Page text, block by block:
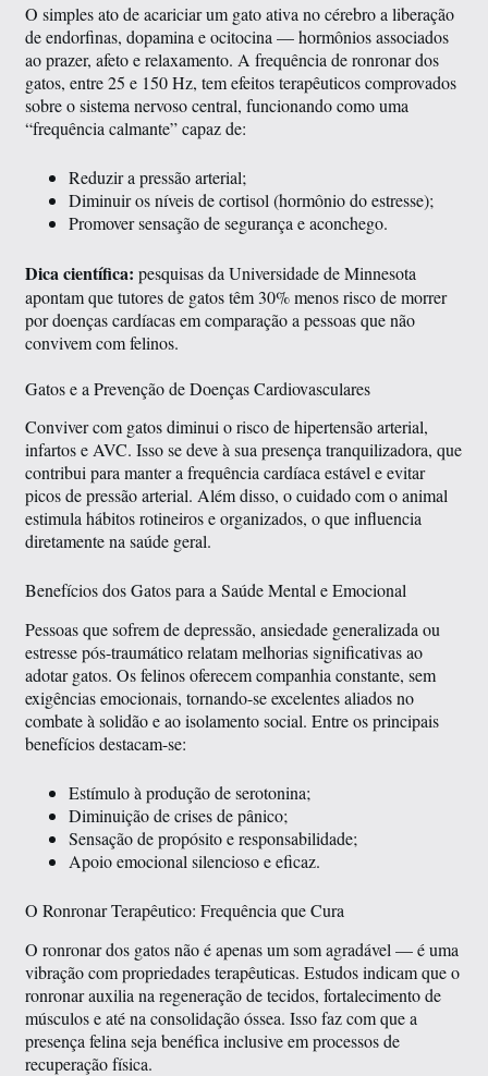
O simples ato de acariciar um gato ativa no cérebro a liberação
de endorfinas, dopamina e ocitocina — hormônios associados
ao prazer, afeto e relaxamento. A frequência de ronronar dos
gatos, entre 25 e 150 Hz, tem efeitos terapêuticos comprovados
sobre o sistema nervoso central, funcionando como uma
“frequência calmante” capaz de:
Reduzir a pressão arterial;
Diminuir os níveis de cortisol (hormônio do estresse);
Promover sensação de segurança e aconchego.
Dica científica: pesquisas da Universidade de Minnesota
apontam que tutores de gatos têm 30% menos risco de morrer
por doenças cardíacas em comparação a pessoas que não
convivem com felinos.
Gatos e a Prevenção de Doenças Cardiovasculares
Conviver com gatos diminui o risco de hipertensão arterial,
infartos e AVC. Isso se deve à sua presença tranquilizadora, que
contribui para manter a frequência cardíaca estável e evitar
picos de pressão arterial. Além disso, o cuidado com o animal
estimula hábitos rotineiros e organizados, o que influencia
diretamente na saúde geral.
Benefícios dos Gatos para a Saúde Mental e Emocional
Pessoas que sofrem de depressão, ansiedade generalizada ou
estresse pós-traumático relatam melhorias significativas ao
adotar gatos. Os felinos oferecem companhia constante, sem
exigências emocionais, tornando-se excelentes aliados no
combate à solidão e ao isolamento social. Entre os principais
benefícios destacam-se:
Estímulo à produção de serotonina;
Diminuição de crises de pânico;
Sensação de propósito e responsabilidade;
Apoio emocional silencioso e eficaz.
O Ronronar Terapêutico: Frequência que Cura
O ronronar dos gatos não é apenas um som agradável — é uma
vibração com propriedades terapêuticas. Estudos indicam que o
ronronar auxilia na regeneração de tecidos, fortalecimento de
músculos e até na consolidação óssea. Isso faz com que a
presença felina seja benéfica inclusive em processos de
recuperação física.